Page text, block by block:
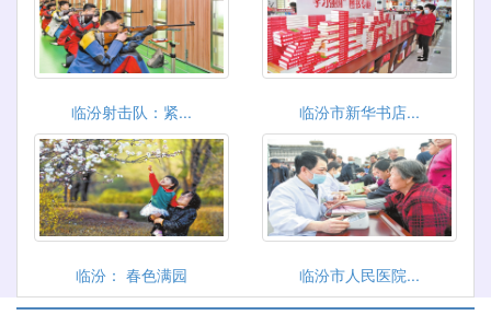
临汾射击队：紧... 临汾市新华书店...
临汾： 春色满园 临汾市人民医院...